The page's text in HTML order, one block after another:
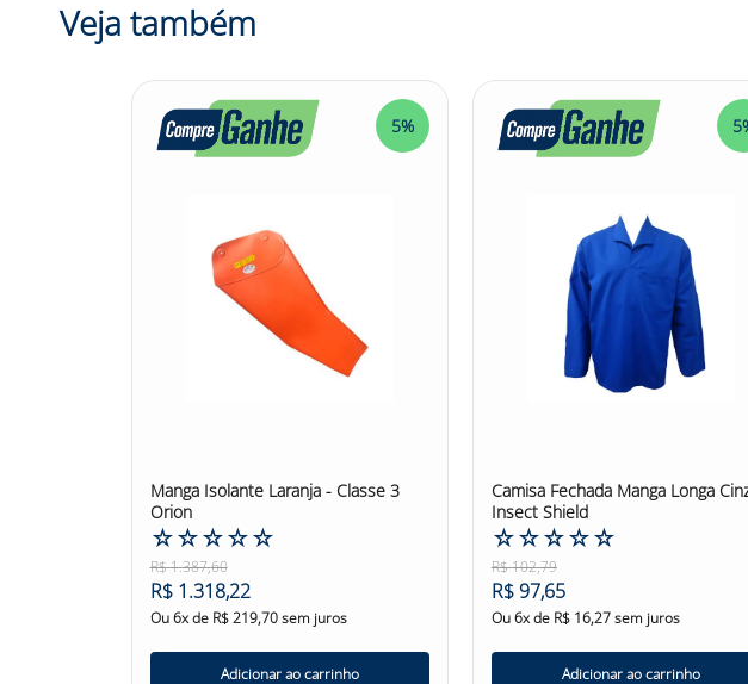
exposição a agentes abrasivos, escoriantes e térmicos pode ser
ajuste perfeito e confortável. Não perca mais tempo e adquira agora
se de forma eficiente e tenha a tranquilidade de trabalhar com segurança
Confira outras categorias de Avental de Segurança!
Veja também
5%
Manga Isolante Laranja - Classe 3
Orion
☆☆☆☆☆
R$1.387,60
R$ 1.318,22
Ou6x de R$ 219,70sem juros
Adicionar ao carrinho
Camisa Fechada Manga Longa
Insect Shield
☆☆☆☆☆
R$102,79
R$97,65
Ou6x de R$ 16,27sem juros
Adicionar ao carrinho